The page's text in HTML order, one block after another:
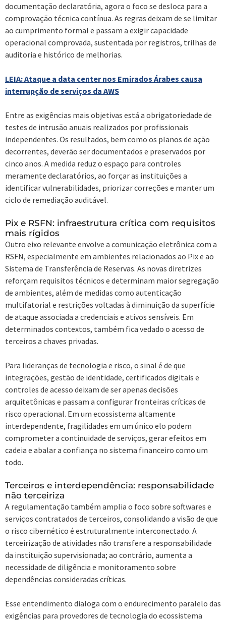
documentação declaratória, agora o foco se desloca para a
comprovação técnica contínua. As regras deixam de se limitar
ao cumprimento formal e passam a exigir capacidade
operacional comprovada, sustentada por registros, trilhas de
auditoria e histórico de melhorias.
LEIA: Ataque a data center nos Emirados Árabes causa
interrupção de serviços da AWS
Entre as exigências mais objetivas está a obrigatoriedade de
testes de intrusão anuais realizados por profissionais
independentes. Os resultados, bem como os planos de ação
decorrentes, deverão ser documentados e preservados por
cinco anos. A medida reduz o espaço para controles
meramente declaratórios, ao forçar as instituições a
identificar vulnerabilidades, priorizar correções e manter um
ciclo de remediação auditável.
Pix e RSFN: infraestrutura crítica com requisitos
mais rígidos
Outro eixo relevante envolve a comunicação eletrônica com a
RSFN, especialmente em ambientes relacionados ao Pix e ao
Sistema de Transferência de Reservas. As novas diretrizes
reforçam requisitos técnicos e determinam maior segregação
de ambientes, além de medidas como autenticação
multifatorial e restrições voltadas à diminuição da superfície
de ataque associada a credenciais e ativos sensíveis. Em
determinados contextos, também fica vedado o acesso de
terceiros a chaves privadas.
Para lideranças de tecnologia e risco, o sinal é de que
integrações, gestão de identidade, certificados digitais e
controles de acesso deixam de ser apenas decisões
arquitetônicas e passam a configurar fronteiras críticas de
risco operacional. Em um ecossistema altamente
interdependente, fragilidades em um único elo podem
comprometer a continuidade de serviços, gerar efeitos em
cadeia e abalar a confiança no sistema financeiro como um
todo.
Terceiros e interdependência: responsabilidade
não terceiriza
A regulamentação também amplia o foco sobre softwares e
serviços contratados de terceiros, consolidando a visão de que
o risco cibernético é estruturalmente interconectado. A
terceirização de atividades não transfere a responsabilidade
da instituição supervisionada; ao contrário, aumenta a
necessidade de diligência e monitoramento sobre
dependências consideradas críticas.
Esse entendimento dialoga com o endurecimento paralelo das
exigências para provedores de tecnologia do ecossistema